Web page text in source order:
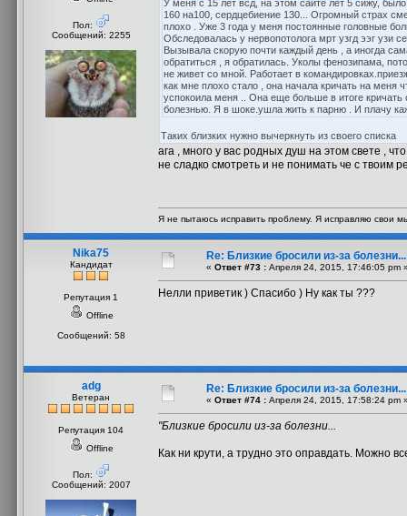
Пол:
Сообщений: 2255
У меня с 15 лет всд, на этом сайте лет 5 сижу,
160 на100, сердцебиение 130... Огромный страх
плохо . Уже 3 года у меня постоянные головные
Обследовалась у нервопотолога мрт узгд ээг узи
Вызывала скорую почти каждый день , а иногда
обратиться , я обратилась. Уколы фенозипама,
не живет со мной. Работает в
как мне плохо стало , она начала кричать на меня
успокоила меня .. Она еще больше в итоге кричать
болезнью. Я в шоке.ушла жить к парню . И плачу
Таких близких нужно вычеркнуть из своего списка
ага , много у вас родных душ на этом свете ,
не сладко смотреть и не понимать че с твоим
Я не пытаюсь исправить проблему. Я исправляю свои
Nika75
Кандидат
Репутация 1
Offline
Сообщений: 58
Re: Близкие бросили из-за
« Ответ #73 : Апреля 24, 2015, 17:46:05 pm
Нелли приветик ) Спасибо ) Ну как ты ???
adg
Ветеран
Репутация 104
Offline
Пол:
Сообщений: 2007
Re: Близкие бросили из-за
« Ответ #74 : Апреля 24, 2015, 17:58:24 pm
"Близкие бросили из-за болезни...
Как ни крути, а трудно это оправдать. Можно